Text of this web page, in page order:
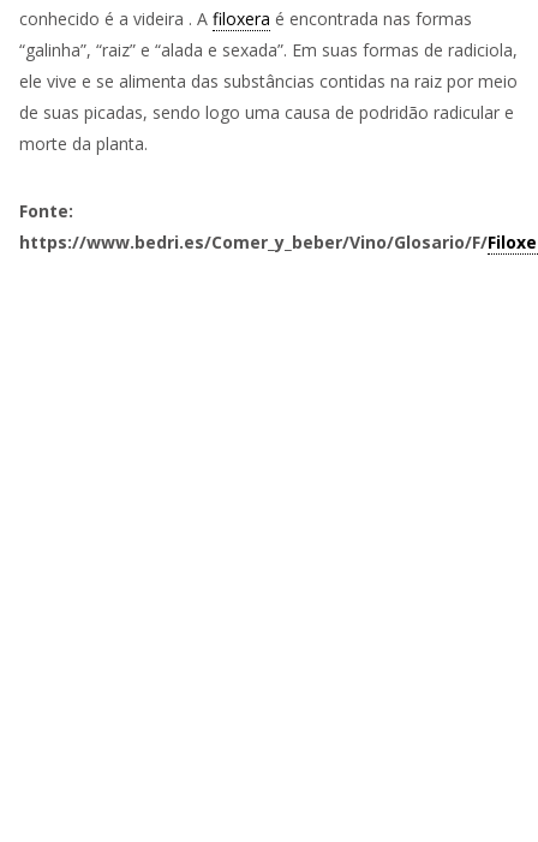
conhecido é a videira . A filoxera é encontrada nas formas
“galinha”, “raiz” e “alada e sexada”. Em suas formas de radiciola,
ele vive e se alimenta das substâncias contidas na raiz por meio
de suas picadas, sendo logo uma causa de podridão radicular e
morte da planta.
Fonte:
https://www.bedri.es/Comer_y_beber/Vino/Glosario/F/